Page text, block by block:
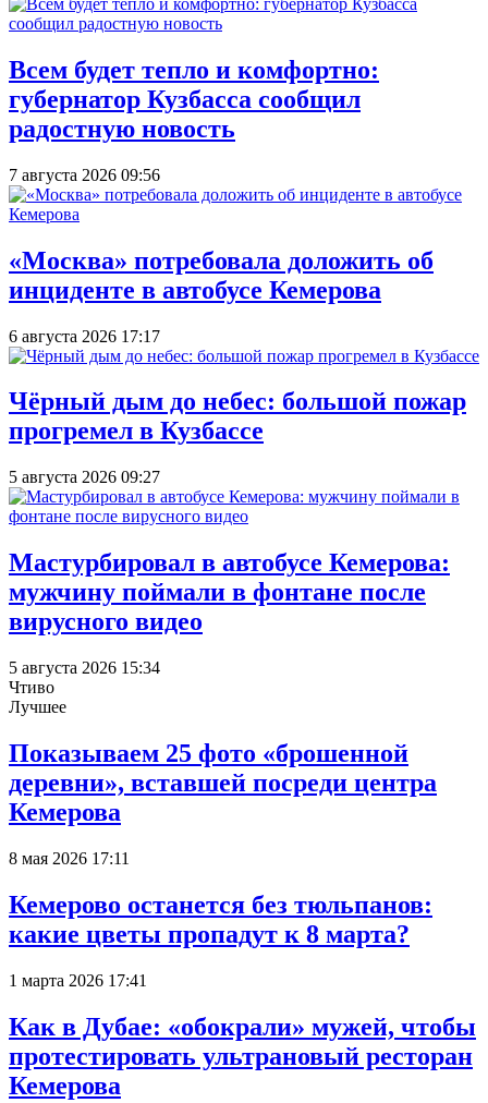
Всем будет тепло и комфортно:
губернатор Кузбасса сообщил
радостную новость
7 августа 2026 09:56
«Москва» потребовала доложить об
инциденте в автобусе Кемерова
6 августа 2026 17:17
Чёрный дым до небес: большой пожар
прогремел в Кузбассе
5 августа 2026 09:27
Мастурбировал в автобусе Кемерова:
мужчину поймали в фонтане после
вирусного видео
5 августа 2026 15:34
Чтиво
Лучшее
Показываем 25 фото «брошенной
деревни», вставшей посреди центра
Кемерова
8 мая 2026 17:11
Кемерово останется без тюльпанов:
какие цветы пропадут к 8 марта?
1 марта 2026 17:41
Как в Дубае: «обокрали» мужей, чтобы
протестировать ультрановый ресторан
Кемерова